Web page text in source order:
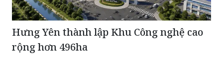
Hưng Yên thành lập Khu Công nghệ cao
rộng hơn 496ha